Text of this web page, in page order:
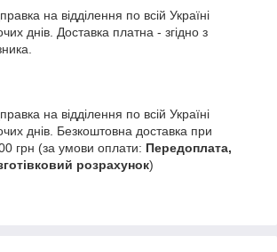
на відділення по всій Україні
днів. Доставка платна - згідно з
на відділення по всій Україні
днів. Безкоштовна доставка при
грн (за умови оплати: Передоплата,
розрахунок)